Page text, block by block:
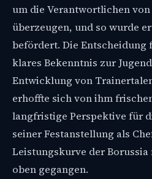
um die Verantwortlichen
überzeugen, und so wurde
befördert. Die Entscheidung
klares Bekenntnis zur
Entwicklung von
erhoffte sich von ihm
langfristige Perspektive für
seiner Festanstellung als
Leistungskurve der
oben gegangen.